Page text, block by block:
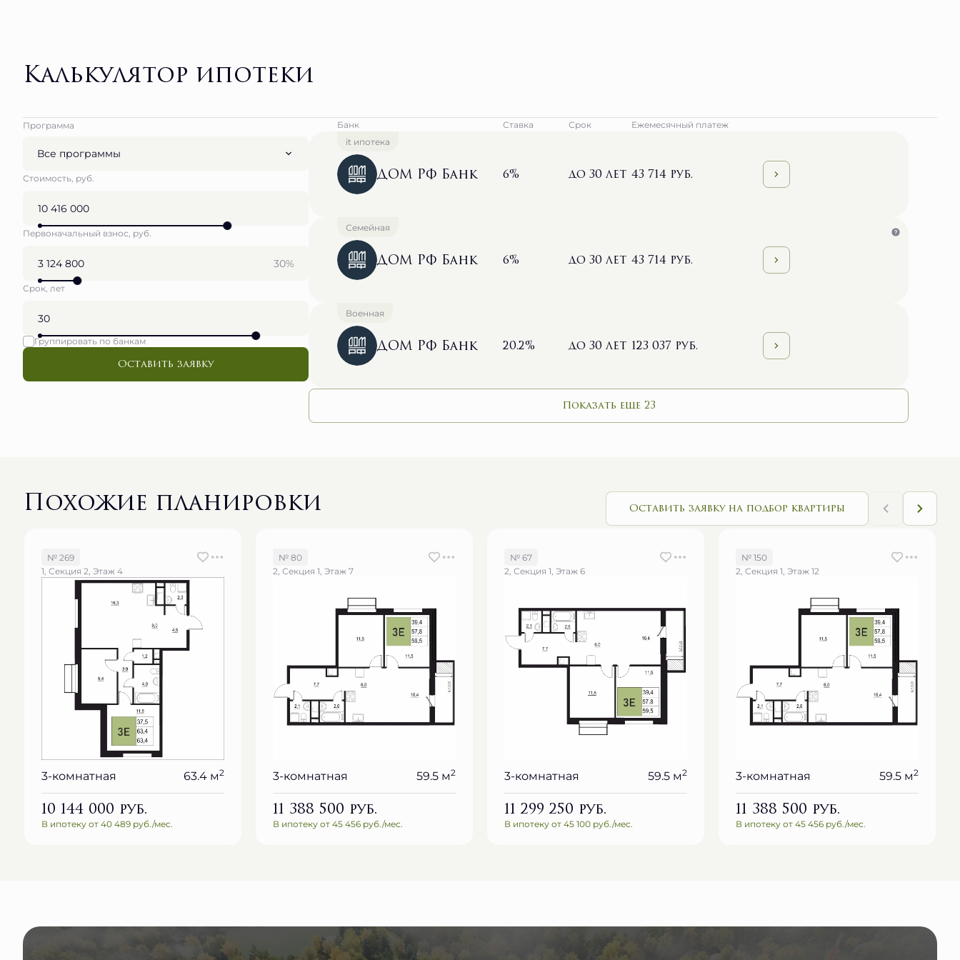
Калькулятор ипотеки
Программа
Все программы
Стоимость, руб.
Первоначальный взнос, руб.
30%
Срок, лет
Группировать по банкам
Оставить заявку
Банк Ставка Срок
Ежемесячный платеж
it ипотека
ДОМ РФ Банк 6% до 30 лет 43 714 руб.
Семейная
ДОМ РФ Банк 6% до 30 лет 43 714 руб.
Военная
ДОМ РФ Банк 20.2% до 30 лет 123 037 руб.
Показать еще 23
Похожие планировки Оставить заявку на подбор квартиры
№ 269
1, Секция 2, Этаж 4
3-комнатная 63.4 м2
10 144 000 руб.
В ипотеку от 40 489 руб./мес.
№ 80
2, Секция 1, Этаж 7
3-комнатная 59.5 м2
11 388 500 руб.
В ипотеку от 45 456 руб./мес.
№ 67
2, Секция 1, Этаж 6
3-комнатная 59.5 м2
11 299 250 руб.
В ипотеку от 45 100 руб./мес.
№ 150
2, Секция 1, Этаж 12
3-комнатная 59.5 м2
11 388 500 руб.
В ипотеку от 45 456 руб./мес.